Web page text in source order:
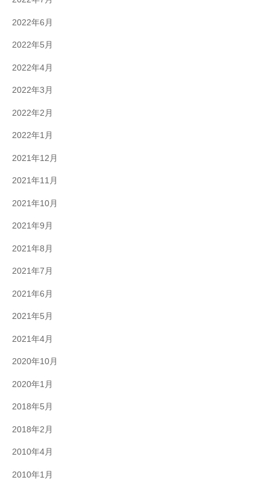
2022年6月
2022年5月
2022年4月
2022年3月
2022年2月
2022年1月
2021年12月
2021年11月
2021年10月
2021年9月
2021年8月
2021年7月
2021年6月
2021年5月
2021年4月
2020年10月
2020年1月
2018年5月
2018年2月
2010年4月
2010年1月